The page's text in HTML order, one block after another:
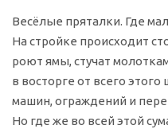
Весёлые пряталки. Где
На стройке происходит
роют ямы, стучат
в восторге от всего
машин, ограждений и
Но где же во всей этой